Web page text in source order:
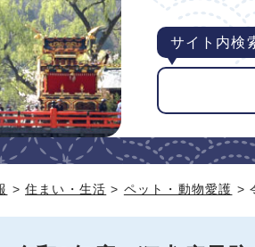
サイト内検
>住まい・生活 > ペット・動物愛護 >